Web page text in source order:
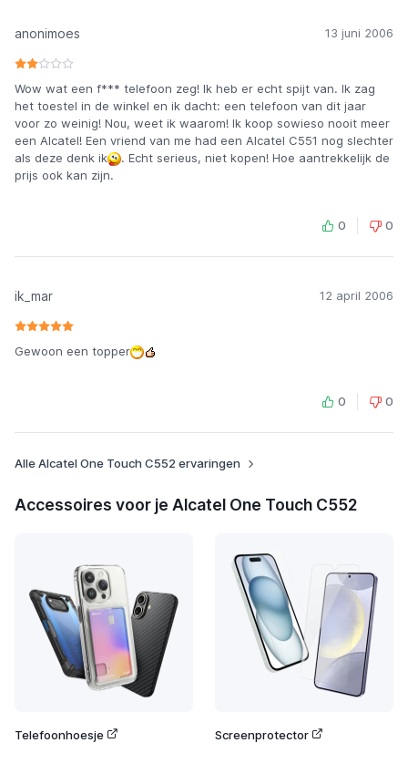
anonimoes 13 juni 2006
Wow wat een f*** telefoon zeg! Ik heb er echt spijt van. Ik zag
het toestel in de winkel en ik dacht: een telefoon van dit jaar
voor zo weinig! Nou, weet ik waarom! Ik koop sowieso nooit meer
een Alcatel! Een vriend van me had een Alcatel C551 nog slechter
als deze denk ik
. Echt serieus, niet kopen! Hoe aantrekkelijk de
prijs ook kan zijn.
0 0
ik_mar 12 april 2006
Gewoon een topper
0 0
Alle Alcatel One Touch C552 ervaringen
Accessoires voor je Alcatel One Touch C552
Telefoonhoesje Screenprotector